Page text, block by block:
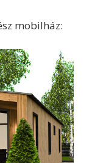
mobilház: